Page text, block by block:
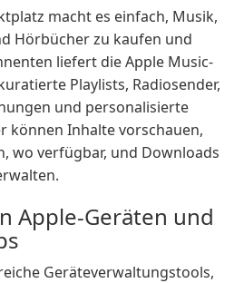
macht es einfach, Musik,
Hörbücher zu kaufen und
liefert die Apple Music-
Playlists, Radiosender,
und personalisierte
können Inhalte vorschauen,
wo verfügbar, und Downloads
Apple-Geräten und
Geräteverwaltungstools,